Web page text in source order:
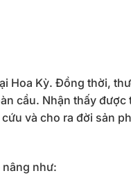
Hoa Kỳ. Đồng thời,
cầu. Nhận thấy được
và cho ra đời sản
nâng như: